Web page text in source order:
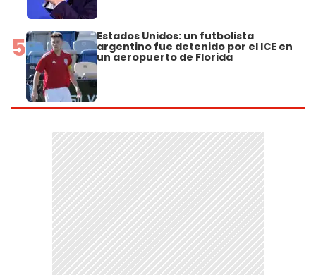
5 Estados Unidos: un futbolista
argentino fue detenido por el ICE en
un aeropuerto de Florida